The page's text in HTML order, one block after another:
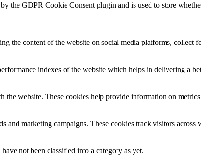
the GDPR Cookie Consent plugin and is used to store
the content of the website on social media platforms, collect
indexes of the website which helps in delivering a
website. These cookies help provide information on
and marketing campaigns. These cookies track visitors
not been classified into a category as yet.